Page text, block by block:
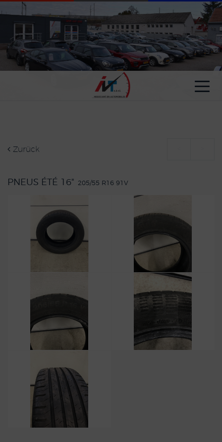
Zurück
PNEUS ÉTÉ 16" 205/55 R16 91V
Cookie-Einstellungen